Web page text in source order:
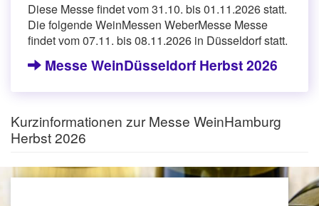
Diese Messe findet vom 31.10. bis 01.11.2026 statt.
Die folgende WeinMessen WeberMesse Messe
findet vom 07.11. bis 08.11.2026 in Düsseldorf statt.
Messe WeinDüsseldorf Herbst 2026
Kurzinformationen zur Messe WeinHamburg
Herbst 2026